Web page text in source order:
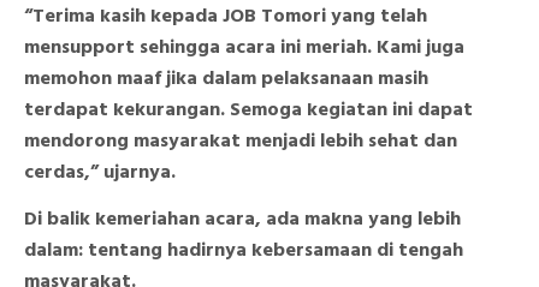
“Terima kasih kepada JOB Tomori yang telah
mensupport sehingga acara ini meriah. Kami juga
memohon maaf jika dalam pelaksanaan masih
terdapat kekurangan. Semoga kegiatan ini dapat
mendorong masyarakat menjadi lebih sehat dan
cerdas,” ujarnya.
Di balik kemeriahan acara, ada makna yang lebih
dalam: tentang hadirnya kebersamaan di tengah